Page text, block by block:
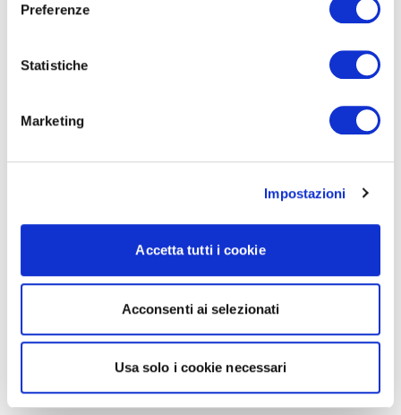
Preferenze
Statistiche
Marketing
Impostazioni
Accetta tutti i cookie
Acconsenti ai selezionati
Usa solo i cookie necessari